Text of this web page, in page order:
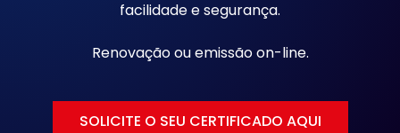
facilidade e segurança.
Renovação ou emissãoon-line.
SOLICITE O SEU CERTIFICADO AQUI